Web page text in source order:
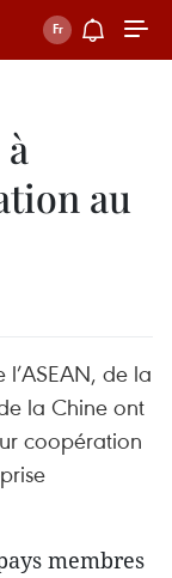
à
au
de la
la Chine ont
coopération
membres